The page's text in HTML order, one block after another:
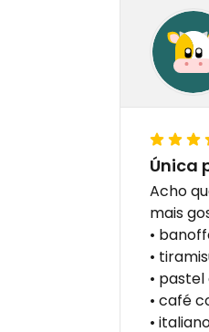
Única
Acho
mais
•
•
•
• café
•